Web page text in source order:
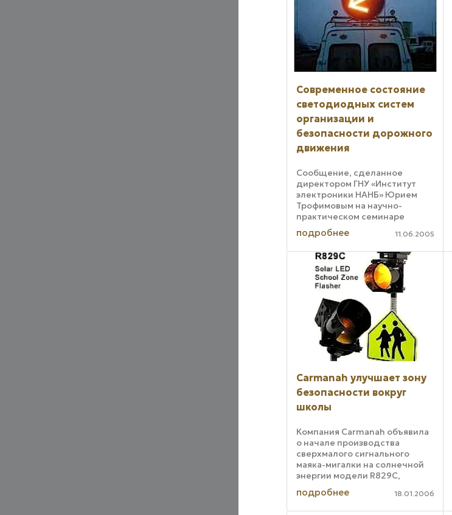
Современное состояние
светодиодных систем
организации и
безопасности дорожного
движения
Сообщение, сделанное
директором ГНУ «Институт
электроники НАНБ» Юрием
Трофимовым на научно-
практическом семинаре
«Светодиодные технологии в
системах организации и
безопасности дорожного
движения», состоявшемся 9
июня 2005 г. Обеспечение
безопасности ...
подробнее 11.06.2005
Carmanah улучшает зону
безопасности вокруг
школы
Компания Carmanah объявила
о начале производства
сверхмалого сигнального
маяка-мигалки на солнечной
энергии модели R829C,
предназначенного для
использования на
пришкольной территории.
подробнее 18.01.2006